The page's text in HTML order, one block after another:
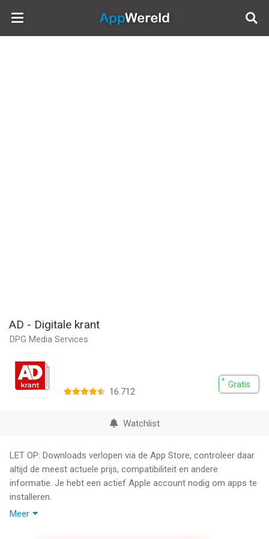
AppWereld
AD - Digitale krant
DPG Media Services
Gratis
16.712
Watchlist
LET OP: Downloads verlopen via de App Store, controleer daar
altijd de meest actuele prijs, compatibiliteit en andere
informatie. Je hebt een actief Apple account nodig om apps te
installeren.
Meer